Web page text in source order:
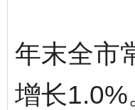
年末全市
增长